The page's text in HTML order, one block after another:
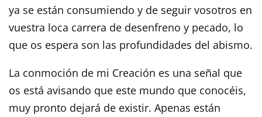
ya se están consumiendo y de seguir vosotros en
vuestra loca carrera de desenfreno y pecado, lo
que os espera son las profundidades del abismo.
La conmoción de mi Creación es una señal que
os está avisando que este mundo que conocéis,
muy pronto dejará de existir. Apenas están